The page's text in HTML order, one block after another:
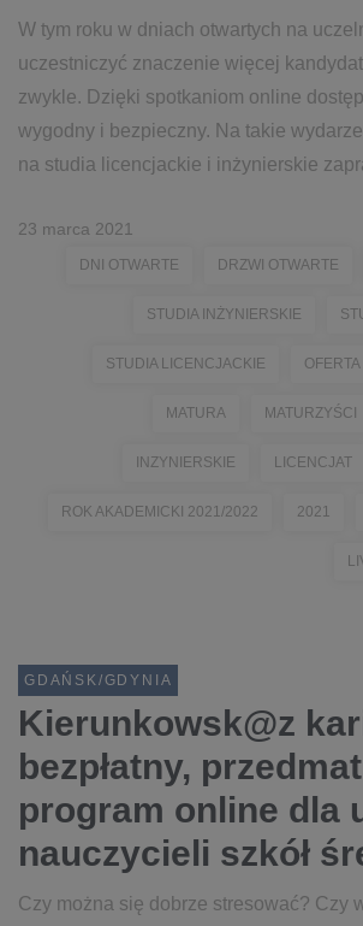
W tym roku w dniach otwartych na
uczestniczyć znaczenie więcej
zwykle. Dzięki spotkaniom online
wygodny i bezpieczny. Na takie
na studia licencjackie i inżynierskie
23 marca 2021
DNI OTWARTE DRZWI OTWARTE
STUDIA INŻYNIERSKIE
STUDIA LICENCJACKIE OFERTA
MATURA MATURZYŚCI
INZYNIERSKIE LICENCJAT
ROK AKADEMICKI 2021/2022 2021
GDAŃSK/GDYNIA
Kierunkowsk@z
bezpłatny,
program online dla
nauczycieli szkół
Czy można się dobrze stresować? Czy